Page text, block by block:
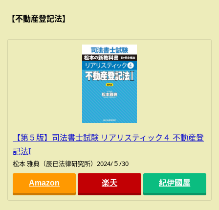
【不動産登記法】
【第５版】司法書士試験 リアリスティック４ 不動産登
記法I
松本 雅典（辰已法律研究所）2024/５/30
Amazon 楽天 紀伊國屋